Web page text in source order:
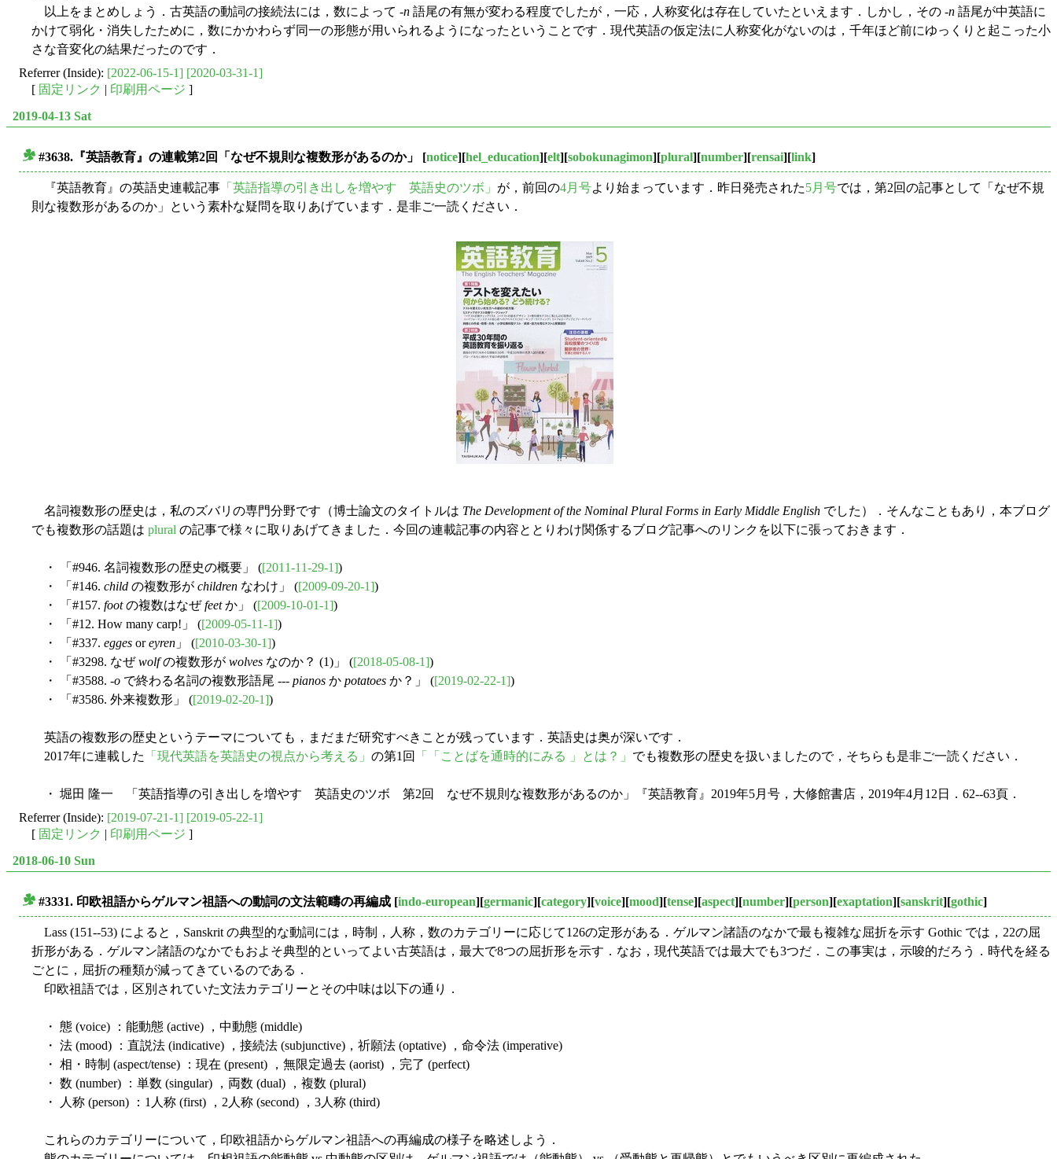
以上をまとめしょう．古英語の動詞の接続法には，数によって -n 語尾の有無が変わる程度でしたが，一応，人称変化は存在していたといえます．しかし，その -n 語尾が中英語に
かけて弱化・消失したために，数にかかわらず同一の形態が用いられるようになったということです．現代英語の仮定法に人称変化がないのは，千年ほど前にゆっくりと起こった小
さな音変化の結果だったのです．
Referrer (Inside): [2022-06-15-1] [2020-03-31-1]
[ 固定リンク | 印刷用ページ ]
2019-04-13 Sat
#3638.『英語教育』の連載第2回「なぜ不規則な複数形があるのか」 [notice][hel_education][elt][sobokunagimon][plural][number][rensai][link]
『英語教育』の英語史連載記事 「英語指導の引き出しを増やす 英語史のツボ」 が，前回の4月号より始まっています．昨日発売された5月号では，第2回の記事として「なぜ不規
則な複数形があるのか」という素朴な疑問を取りあげています．是非ご一読ください．
名詞複数形の歴史は，私のズバリの専門分野です（博士論文のタイトルは The Development of the Nominal Plural Forms in Early Middle English でした）．そんなこともあり，本ブログ
でも複数形の話題は plural の記事で様々に取りあげてきました．今回の連載記事の内容ととりわけ関係するブログ記事へのリンクを以下に張っておきます．
・ 「#946. 名詞複数形の歴史の概要」 ([2011-11-29-1])
・ 「#146. child の複数形が children なわけ」 ([2009-09-20-1])
・ 「#157. footの複数はなぜfeetか」 ([2009-10-01-1])
・ 「#12. How many carp!」 ([2009-05-11-1])
・ 「#337. egges oreyren 」 ([2010-03-30-1])
・ 「#3298. なぜwolfの複数形が wolves なのか？ (1)」 ([2018-05-08-1])
・ 「#3588. -o で終わる名詞の複数形語尾 --- pianos か potatoes か？」 ([2019-02-22-1])
・ 「#3586. 外来複数形」 ([2019-02-20-1])
英語の複数形の歴史というテーマについても，まだまだ研究すべきことが残っています．英語史は奥が深いです．
2017年に連載した
「現代英語を英語史の視点から考える」 の第1回 「「ことばを通時的にみる 」とは？」 でも複数形の歴史を扱いましたので，そちらも是非ご一読ください．
・ 堀田 隆一 「英語指導の引き出しを増やす 英語史のツボ 第2回 なぜ不規則な複数形があるのか」『英語教育』2019年5月号，大修館書店，2019年4月12日．62--63頁．
Referrer (Inside): [2019-07-21-1] [2019-05-22-1]
[ 固定リンク | 印刷用ページ ]
2018-06-10 Sun
#3331. 印欧祖語からゲルマン祖語への動詞の文法範疇の再編成 [indo-european][germanic][category][voice][mood][tense][aspect][number][person][exaptation][sanskrit][gothic]
Lass (151--53) によると，Sanskrit の典型的な動詞には，時制，人称，数のカテゴリーに応じて126の定形がある．ゲルマン諸語のなかで最も複雑な屈折を示す Gothic では，22の屈
折形がある．ゲルマン諸語のなかでもおよそ典型的といってよい古英語は，最大で8つの屈折形を示す．なお，現代英語では最大でも3つだ．この事実は，示唆的だろう．時代を経る
ごとに，屈折の種類が減ってきているのである．
印欧祖語では，区別されていた文法カテゴリーとその中味は以下の通り．
・ 態 (voice) ：能動態 (active) ，中動態 (middle)
・ 法 (mood) ：直説法 (indicative) ，接続法 (subjunctive)，祈願法 (optative) ，命令法 (imperative)
・ 相・時制 (aspect/tense) ：現在 (present) ，無限定過去 (aorist) ，完了 (perfect)
・ 数 (number) ：単数 (singular) ，両数 (dual) ，複数 (plural)
・ 人称 (person) ：1人称 (first) ，2人称 (second) ，3人称 (third)
これらのカテゴリーについて，印欧祖語からゲルマン祖語への再編成の様子を略述しよう．